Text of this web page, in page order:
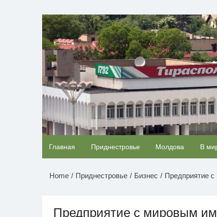
содержимомуНОВОСТИ
Главная Приднестровье Молдова В
Home Приднестровье Бизнес Предприятие
Предприятие с мировым
Королева вагона отожгла! Видео не оставит
равнодушным